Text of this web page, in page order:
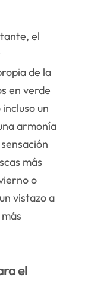
el
de la
en verde
un
armonía
más
o
vistazo a
el